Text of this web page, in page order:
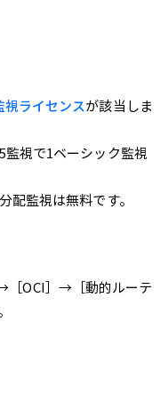
ライセンスが該当しま
監視で1ベーシック監視
配監視は無料です。
［OCI］→［動的ルーテ